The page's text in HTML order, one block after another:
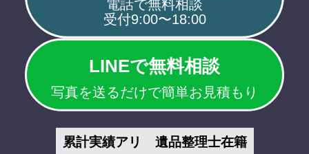
電話で無料相談
受付9:00〜18:00
LINEで無料相談
写真を送るだけで簡単お見積もり
累計実績アリ 遺品整理士在籍